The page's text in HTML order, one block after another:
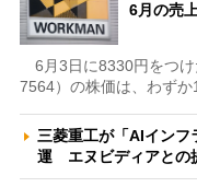
6月の売
6月3日に8330円をつけ
7564）の株価は、わず
三菱重工が「AIインフ
運 エヌビディアとの